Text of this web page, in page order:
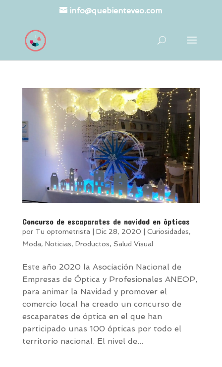
info@quebienteveo.com
Concurso de escaparates de navidad en ópticas
por Tu optometrista| Dic 28, 2020 Curiosidades,
Moda, Noticias, Productos, Salud Visual
Este año 2020 la Asociación Nacional de
Empresas de Óptica y Profesionales ANEOP,
para animar la Navidad y promover el
comercio local ha creado un concurso de
escaparates de óptica en el que han
participado unas 100 ópticas por todo el
territorio nacional. El nivel de...